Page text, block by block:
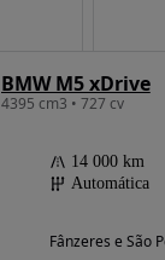
BMW M5 xDrive
4395 cm3 • 727 cv
14 000 km
Automática
Fânzeres e São